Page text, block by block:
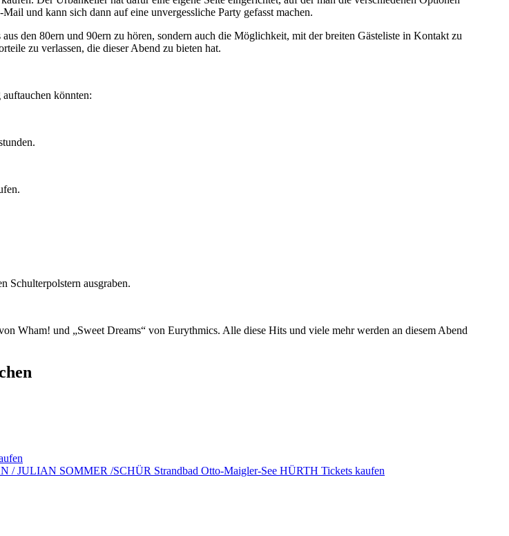
und kann sich dann auf eine unvergessliche Party gefasst machen.
den 80ern und 90ern zu hören, sondern auch die Möglichkeit, mit der breiten Gästeliste in Kontakt zu
zu verlassen, die dieser Abend zu bieten hat.
könnten:
Schulterpolstern ausgraben.
Wham! und „Sweet Dreams“ von Eurythmics. Alle diese Hits und viele mehr werden an diesem Abend
/ JULIAN SOMMER /SCHÜR Strandbad Otto-Maigler-See HÜRTH Tickets kaufen